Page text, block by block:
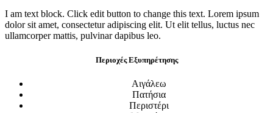
I am text block. Click edit button to change this text. Lorem ipsum
dolor sit amet, consectetur adipiscing elit. Ut elit tellus, luctus nec
ullamcorper mattis, pulvinar dapibus leo.
Περιοχές Εξυπηρέτησης
Αιγάλεω
Πατήσια
Περιστέρι